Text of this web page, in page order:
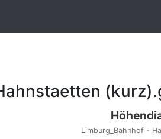
Limburg_Bahnhof -